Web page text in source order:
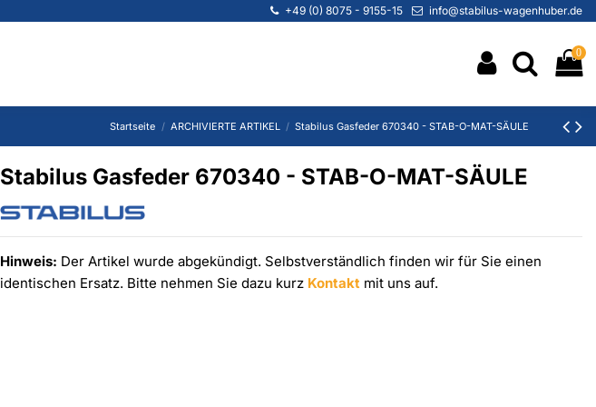
+49 (0) 8075 - 9155-15 info@stabilus-wagenhuber.de
0
Startseite ARCHIVIERTE ARTIKEL Stabilus Gasfeder 670340 - STAB-O-MAT-SÄULE
Stabilus Gasfeder 670340 - STAB-O-MAT-SÄULE
Hinweis: Der Artikel wurde abgekündigt. Selbstverständlich finden wir für Sie einen
identischen Ersatz. Bitte nehmen Sie dazu kurz Kontakt mit uns auf.